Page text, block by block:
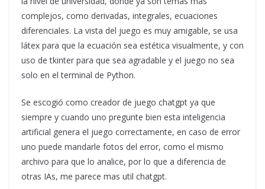
complejos, como derivadas, integrales, ecuaciones
diferenciales. La vista del juego es muy amigable, se usa
látex para que la ecuación sea estética visualmente, y con
uso de tkinter para que sea agradable y el juego no sea
solo en el terminal de Python.
Se escogió como creador de juego chatgpt ya que
siempre y cuando uno pregunte bien esta inteligencia
artificial genera el juego correctamente, en caso de error
uno puede mandarle fotos del error, como el mismo
archivo para que lo analice, por lo que a diferencia de
otras IAs, me parece mas util chatgpt.